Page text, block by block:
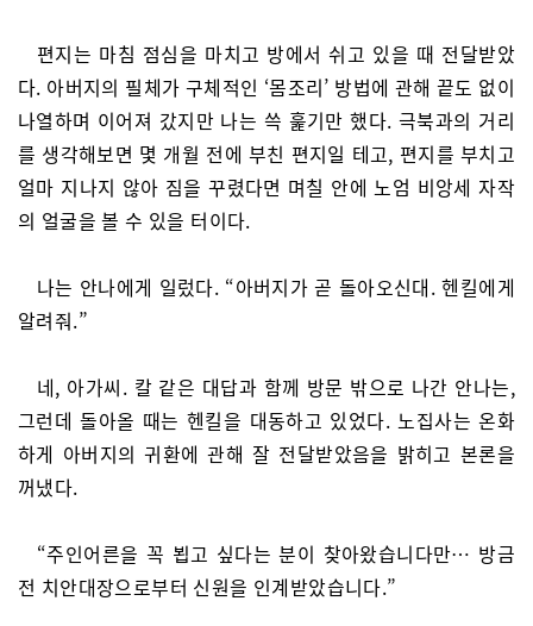
편지는 마침 점심을 마치고 방에서 쉬고 있을 때 전달받았
다. 아버지의 필체가 구체적인 ‘몸조리’ 방법에 관해 끝도 없이
나열하며 이어져 갔지만 나는 쓱 훑기만 했다. 극북과의 거리
를 생각해보면 몇 개월 전에 부친 편지일 테고, 편지를 부치고
얼마 지나지 않아 짐을 꾸렸다면 며칠 안에 노엄 비앙세 자작
의 얼굴을 볼 수 있을 터이다.
나는 안나에게 일렀다. “아버지가 곧 돌아오신대. 헨킬에게
알려줘.”
네, 아가씨. 칼 같은 대답과 함께 방문 밖으로 나간 안나는,
그런데 돌아올 때는 헨킬을 대동하고 있었다. 노집사는 온화
하게 아버지의 귀환에 관해 잘 전달받았음을 밝히고 본론을
꺼냈다.
“주인어른을 꼭 뵙고 싶다는 분이 찾아왔습니다만… 방금
전 치안대장으로부터 신원을 인계받았습니다.”